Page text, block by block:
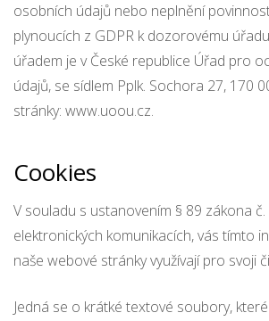
osobních údajů nebo neplnění
plynoucích z GDPR k dozorovému
úřadem je v České republice Úřad pro
údajů, se sídlem Pplk. Sochora 27, 170
stránky: www.uoou.cz.
Cookies
V souladu s ustanovením § 89 zákona
elektronických komunikacích, vás tímto
naše webové stránky využívají pro svoji
Jedná se o krátké textové soubory,